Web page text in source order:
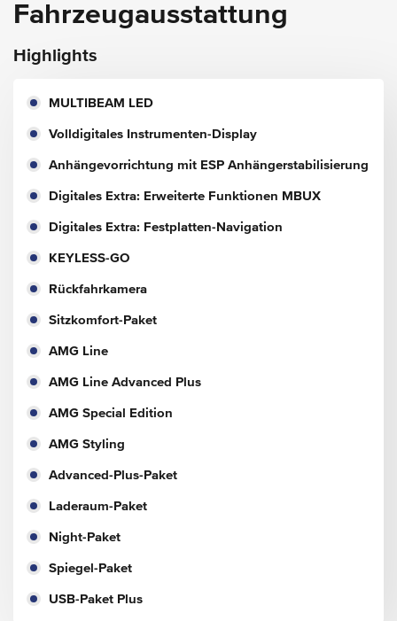
Fahrzeugausstattung
Highlights
MULTIBEAM LED
Volldigitales Instrumenten-Display
Anhängevorrichtung mit ESP Anhängerstabilisierung
Digitales Extra: Erweiterte Funktionen MBUX
Digitales Extra: Festplatten-Navigation
KEYLESS-GO
Rückfahrkamera
Sitzkomfort-Paket
AMG Line
AMG Line Advanced Plus
AMG Special Edition
AMG Styling
Advanced-Plus-Paket
Laderaum-Paket
Night-Paket
Spiegel-Paket
USB-Paket Plus